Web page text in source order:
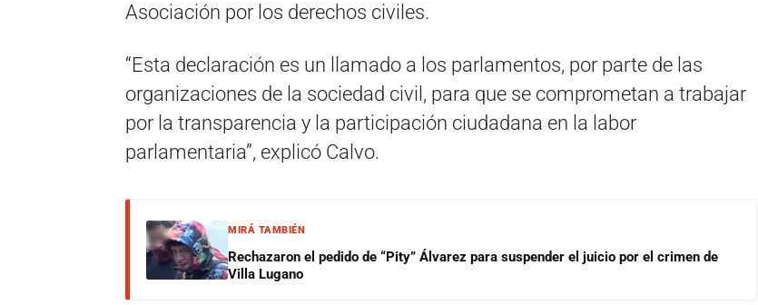
Asociación por los derechos civiles.
“Esta declaración es un llamado a los parlamentos, por parte de las
organizaciones de la sociedad civil, para que se comprometan a trabajar
por la transparencia y la participación ciudadana en la labor
parlamentaria”, explicó Calvo.
MIRÁ TAMBIÉN
Rechazaron el pedido de “Pity” Álvarez para suspender el juicio por el crimen de
Villa Lugano